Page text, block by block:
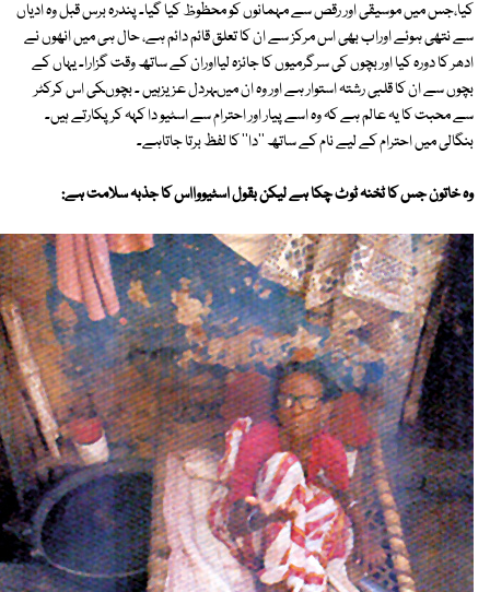
کیا،جس میں موسیقی اور رقص سے مہمانوں کو محظوظ کیا گیا۔ پندرہ برس قبل وہ ادیاں
سے نتھی ہوئے اوراب بھی اس مرکز سے ان کا تعلق قائم دائم ہے، حال ہی میں انھوں نے
ادھر کا دورہ کیا اور بچوں کی سرگرمیوں کا جائزہ لیااوران کے ساتھ وقت گزارا۔ یہاں کے
بچوں سے ان کا قلبی رشتہ استوار ہے اور وہ ان میںہردل عزیزہیں ۔ بچوںکی اس کرکٹر
سے محبت کا یہ عالم ہے کہ وہ اسے پیار اور احترام سے اسٹیو دا کہہ کر پکارتے ہیں۔
بنگالی میں احترام کے لیے نام کے ساتھ ''دا'' کا لفظ برتا جاتاہے۔
وہ خاتون جس کا ٹخنہ ٹوٹ چکا ہے لیکن بقول اسٹیووااس کا جذبہ سلامت ہے: